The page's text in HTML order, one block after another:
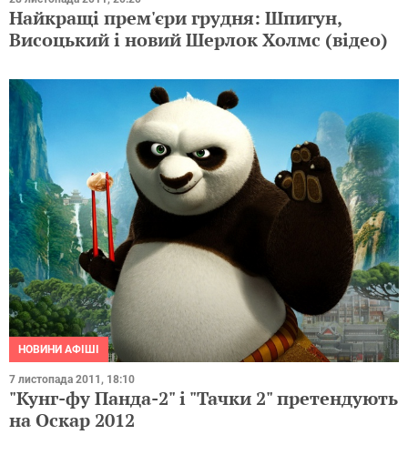
Найкращі прем'єри грудня: Шпигун,
Висоцький і новий Шерлок Холмс (відео)
НОВИНИ АФІШІ
7 листопада 2011, 18:10
"Кунг-фу Панда-2" і "Тачки 2" претендують
на Оскар 2012